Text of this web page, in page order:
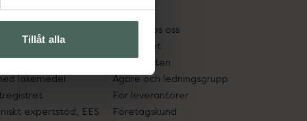
Tillåt alla
in gammal medicin
läkemedel
expertstöd, EES
Pressrum
Jobba hos oss
Hållbarhet
Samarbeten
Ägare och ledningsgrupp
För leverantörer
Företagskund